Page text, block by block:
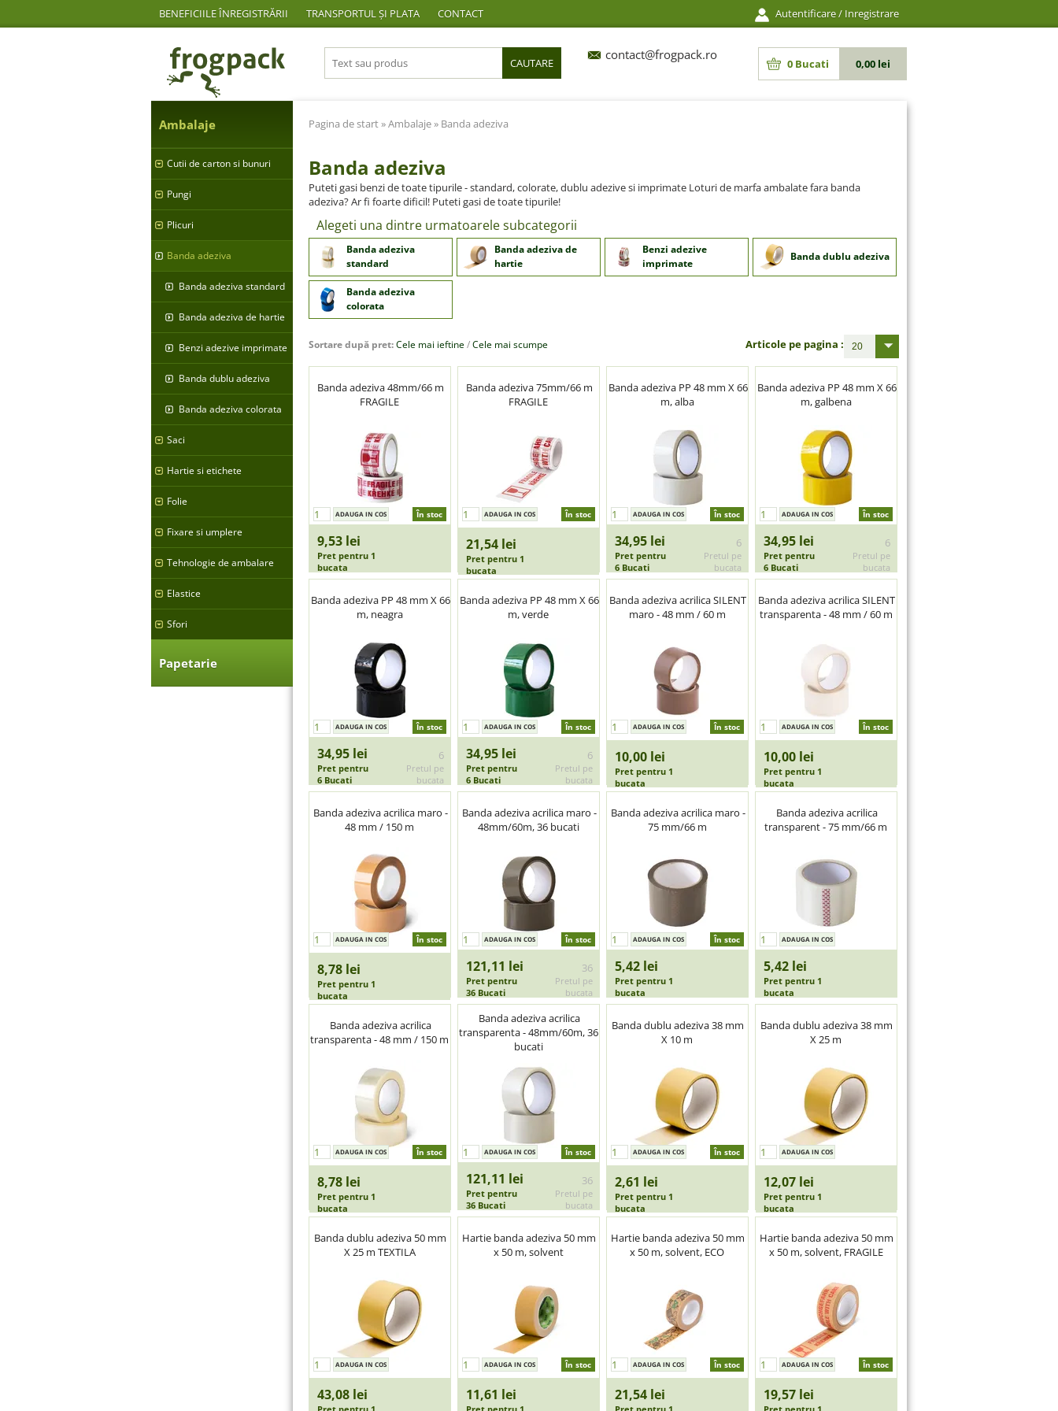
BENEFICIILE ÎNREGISTRĂRII TRANSPORTUL ȘI PLATA CONTACT Autentificare/ Inregistrare
CAUTARE
contact@frogpack.ro
0 Bucati 0,00 lei
Ambalaje
Cutii de carton si bunuri
Pungi
Plicuri
Banda adeziva
Banda adeziva standard
Banda adeziva de hartie
Benzi adezive imprimate
Banda dublu adeziva
Banda adeziva colorata
Saci
Hartie si etichete
Folie
Fixare si umplere
Tehnologie de ambalare
Elastice
Sfori
Papetarie
Pagina de start»Ambalaje» Banda adeziva
Banda adeziva
Puteti gasi benzi de toate tipurile - standard, colorate, dublu adezive si imprimate Loturi de marfa ambalate fara banda
adeziva? Ar fi foarte dificil! Puteti gasi de toate tipurile!
Alegeti una dintre urmatoarele subcategorii
Banda adeziva
standard
Banda adeziva de
hartie
Benzi adezive
imprimate
Banda dublu adeziva
Banda adeziva
colorata
20
Articole pe pagina :
Sortare după pret:Cele mai ieftine/Cele mai scumpe
Banda adeziva 48mm/66 m
FRAGILE
În stoc
9,53 lei
Pret pentru 1
bucata
Banda adeziva 75mm/66 m
FRAGILE
În stoc
21,54 lei
Pret pentru 1
bucata
Banda adeziva PP 48 mm X 66
m, alba
În stoc
34,95 lei
Pret pentru
6 Bucati
6
Pretul pe
bucata
Banda adeziva PP 48 mm X 66
m, galbena
În stoc
34,95 lei
Pret pentru
6 Bucati
6
Pretul pe
bucata
Banda adeziva PP 48 mm X 66
m, neagra
În stoc
34,95 lei
Pret pentru
6 Bucati
6
Pretul pe
bucata
Banda adeziva PP 48 mm X 66
m, verde
În stoc
34,95 lei
Pret pentru
6 Bucati
6
Pretul pe
bucata
Banda adeziva acrilica SILENT
maro - 48 mm / 60 m
În stoc
10,00 lei
Pret pentru 1
bucata
Banda adeziva acrilica SILENT
transparenta - 48 mm / 60 m
În stoc
10,00 lei
Pret pentru 1
bucata
Banda adeziva acrilica maro -
48 mm / 150 m
În stoc
8,78 lei
Pret pentru 1
bucata
Banda adeziva acrilica maro -
48mm/60m, 36 bucati
În stoc
121,11 lei
Pret pentru
36 Bucati
36
Pretul pe
bucata
Banda adeziva acrilica maro -
75 mm/66 m
În stoc
5,42 lei
Pret pentru 1
bucata
Banda adeziva acrilica
transparent - 75 mm/66 m
5,42 lei
Pret pentru 1
bucata
Banda adeziva acrilica
transparenta - 48 mm / 150 m
În stoc
8,78 lei
Pret pentru 1
bucata
Banda adeziva acrilica
transparenta - 48mm/60m, 36
bucati
În stoc
121,11 lei
Pret pentru
36 Bucati
36
Pretul pe
bucata
Banda dublu adeziva 38 mm
X 10 m
În stoc
2,61 lei
Pret pentru 1
bucata
Banda dublu adeziva 38 mm
X 25 m
12,07 lei
Pret pentru 1
bucata
Banda dublu adeziva 50 mm
X 25 m TEXTILA
43,08 lei
Hartie banda adeziva 50 mm
x 50 m, solvent
În stoc
11,61 lei
Hartie banda adeziva 50 mm
x 50 m, solvent, ECO
În stoc
21,54 lei
Hartie banda adeziva 50 mm
x 50 m, solvent, FRAGILE
În stoc
19,57 lei